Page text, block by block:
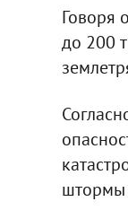
Говоря
до 200
штормы